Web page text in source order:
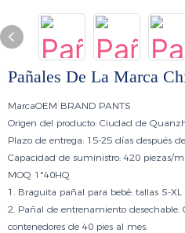
Pañales De La Marca
MarcaOEM BRAND PANTS
Origen del producto: Ciudad de
Plazo de entrega: 15-25 días después
Capacidad de suministro: 420 piezas/
MOQ 1*40HQ
1. Braguita pañal para bebé: tallas S-XL
2. Pañal de entrenamiento
contenedores de 40 pies al mes.